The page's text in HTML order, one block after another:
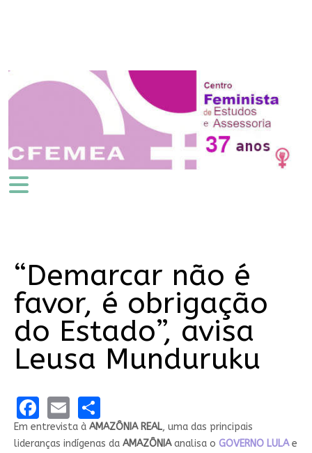
“Demarcar não é
favor, é obrigação
do Estado”, avisa
Leusa Munduruku
Facebook
EmailShare
Em entrevista à AMAZÔNIA REAL, uma das principais
lideranças indígenas da AMAZÔNIAanalisa o GOVERNO LULAe